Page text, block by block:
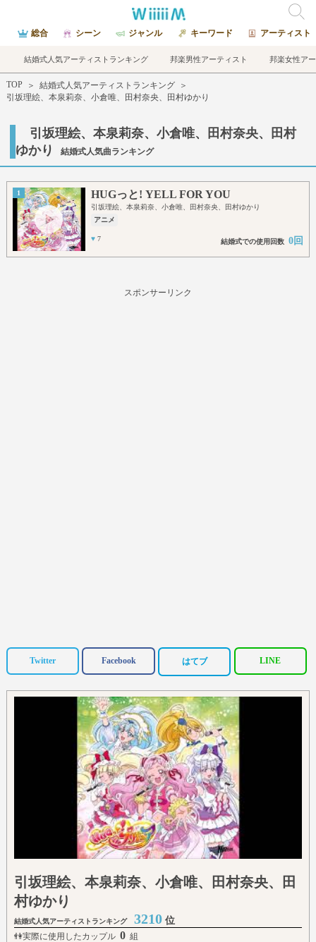
総合 シーン ジャンル キーワード アーティスト
結婚式人気アーティストランキング 邦楽男性アーティスト 邦楽女性ア
TOP ＞ 結婚式人気アーティストランキング
＞
引坂理絵、本泉莉奈、小倉唯、田村奈央、田村ゆかり
引坂理絵、本泉莉奈、小倉唯、田村奈央、田村
ゆかり
結婚式人気曲ランキング
1 HUGっと! YELL FOR YOU
引坂理絵、本泉莉奈、小倉唯、田村奈央、田村ゆかり
アニメ
♥ 7 結婚式での使用回数 0回
スポンサーリンク
Twitter Facebook はてブ LINE
引坂理絵、本泉莉奈、小倉唯、田村奈央、田
村ゆかり
結婚式人気アーティストランキング 3210 位
👫実際に使用したカップル 0 組